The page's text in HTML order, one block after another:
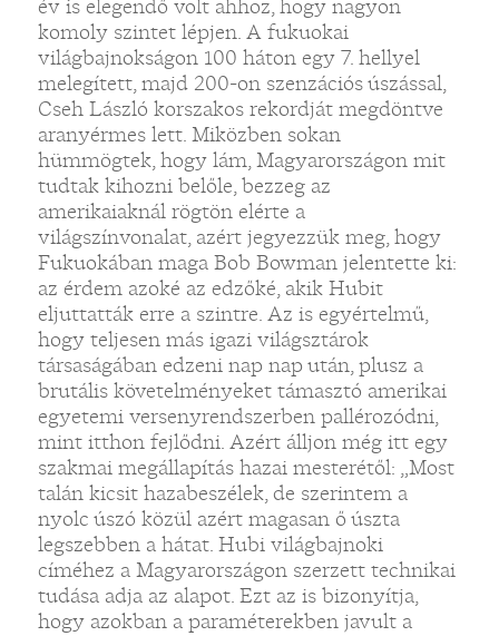
év is elegendő volt ahhoz, hogy nagyon
komoly szintet lépjen. A fukuokai
világbajnokságon 100 háton egy 7. hellyel
melegített, majd 200-on szenzációs úszással,
Cseh László korszakos rekordját megdöntve
aranyérmes lett. Miközben sokan
hümmögtek, hogy lám, Magyarországon mit
tudtak kihozni belőle, bezzeg az
amerikaiaknál rögtön elérte a
világszínvonalat, azért jegyezzük meg, hogy
Fukuokában maga Bob Bowman jelentette ki:
az érdem azoké az edzőké, akik Hubit
eljuttatták erre a szintre. Az is egyértelmű,
hogy teljesen más igazi világsztárok
társaságában edzeni nap nap után, plusz a
brutális követelményeket támasztó amerikai
egyetemi versenyrendszerben pallérozódni,
mint itthon fejlődni. Azért álljon még itt egy
szakmai megállapítás hazai mesterétől: „Most
talán kicsit hazabeszélek, de szerintem a
nyolc úszó közül azért magasan ő úszta
legszebben a hátat. Hubi világbajnoki
címéhez a Magyarországon szerzett technikai
tudása adja az alapot. Ezt az is bizonyítja,
hogy azokban a paraméterekben javult a